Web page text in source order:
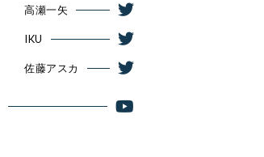
高瀬一矢
IKU
佐藤アスカ